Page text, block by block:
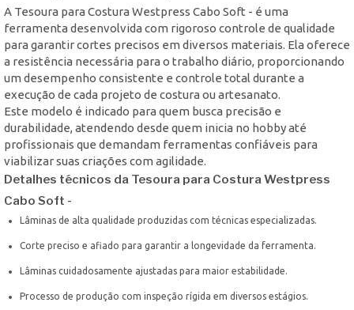
A Tesoura para Costura Westpress Cabo Soft - é uma
ferramenta desenvolvida com rigoroso controle de qualidade
para garantir cortes precisos em diversos materiais. Ela oferece
a resistência necessária para o trabalho diário, proporcionando
um desempenho consistente e controle total durante a
execução de cada projeto de costura ou artesanato.
Este modelo é indicado para quem busca precisão e
durabilidade, atendendo desde quem inicia no hobby até
profissionais que demandam ferramentas confiáveis para
viabilizar suas criações com agilidade.
Detalhes técnicos da Tesoura para Costura Westpress
Cabo Soft -
Lâminas de alta qualidade produzidas com técnicas especializadas.
Corte preciso e afiado para garantir a longevidade da ferramenta.
Lâminas cuidadosamente ajustadas para maior estabilidade.
Processo de produção com inspeção rígida em diversos estágios.